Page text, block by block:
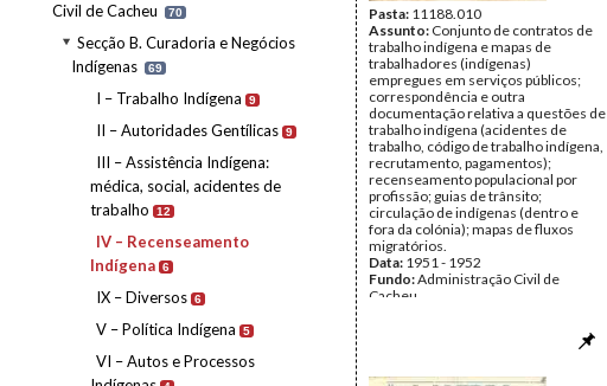
Civil de Cacheu
70
Secção B. Curadoria e Negócios
Indígenas
69
I – Trabalho Indígena 9
II – Autoridades Gentílicas 9
III – Assistência Indígena:
médica, social, acidentes de
trabalho
12
IV – Recenseamento
Indígena 6
IX – Diversos 6
V – Política Indígena 5
VI – Autos e Processos
Pasta: 11188.010
Assunto: Conjunto de contratos de
trabalho indígena e mapas de
trabalhadores (indígenas)
empregues em serviços públicos;
correspondência e outra
documentação relativa a questões de
trabalho indígena (acidentes de
trabalho, código de trabalho indígena,
recrutamento, pagamentos);
recenseamento populacional por
profissão; guias de trânsito;
circulação de indígenas (dentro e
fora da colónia); mapas de fluxos
migratórios.
Data: 1951 - 1952
Fundo:Administração Civil de
Cacheu